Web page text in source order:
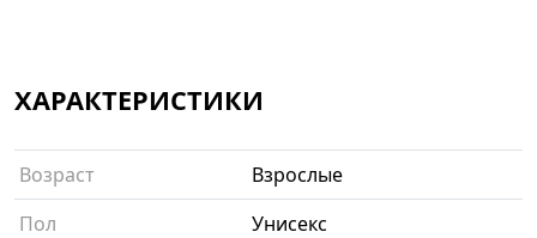
ХАРАКТЕРИСТИКИ
Возраст
Взрослые
Пол
Унисекс